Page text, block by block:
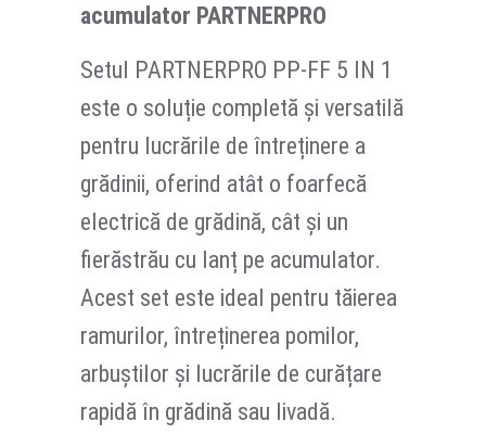
acumulator PARTNERPRO
Setul PARTNERPRO PP-FF 5 IN 1
este o soluție completă și versatilă
pentru lucrările de întreținere a
grădinii, oferind atât o foarfecă
electrică de grădină, cât și un
fierăstrău cu lanț pe acumulator.
Acest set este ideal pentru tăierea
ramurilor, întreținerea pomilor,
arbuștilor și lucrările de curățare
rapidă în grădină sau livadă.